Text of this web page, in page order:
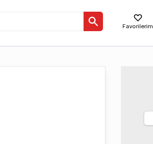
Favorilerim